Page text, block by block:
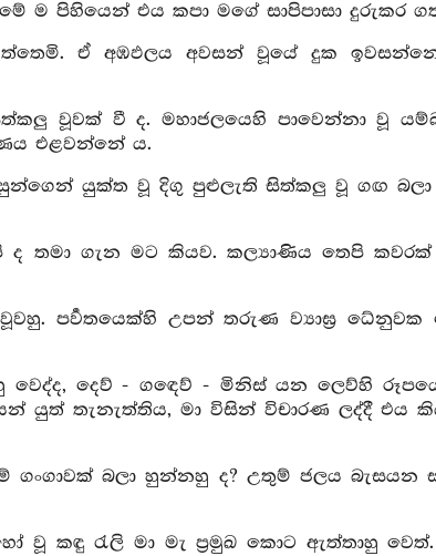
ම පිහියෙන් එය කපා මගේ සාපිපාසා දුරුකර
ඒ අඹඵලය අවසන් වූයේ දුක
වූවක් වී ද. මහාජලයෙහි පාවෙන්නා වූ
එළවන්නේ ය.
යුක්ත වූ දිගු පුළුලැති සිත්කලු වූ ගඟ
ද තමා ගැන මට කියව. කල්‍යාණිය තෙපි
පර්‍වතයෙක්හි උපන් තරුණ ව්‍යාඝ්‍ර
වෙද්ද, දෙව් - ගඳෙව් - මිනිස් යන ලෙව්හි
යුත් තැනැත්තිය, මා විසින් විචාරණ ලද්දී එය
ගංගාවක් බලා හුන්නහු ද? උතුම් ජලය බැසයන
වූ කඳු රැලි මා මැ ප්‍රමුඛ කොට ඇත්තාහු